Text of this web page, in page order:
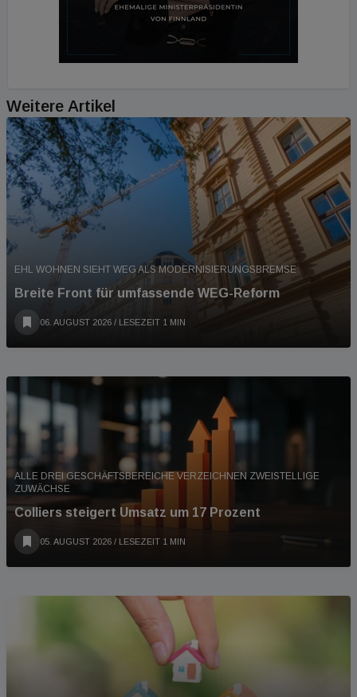
Weitere Artikel
EHL WOHNEN SIEHT WEG ALS MODERNISIERUNGSBREMSE
Breite Front für umfassende WEG-Reform
06. AUGUST 2026 / LESEZEIT 1 MIN
ALLE DREI GESCHÄFTSBEREICHE VERZEICHNEN ZWEISTELLIGE
ZUWÄCHSE
Colliers steigert Umsatz um 17 Prozent
05. AUGUST 2026 / LESEZEIT 1 MIN